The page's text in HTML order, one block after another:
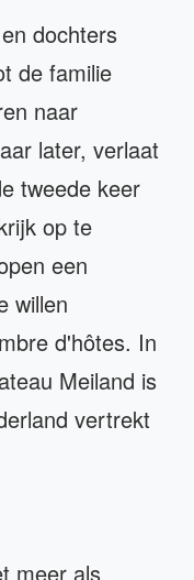
dochters
de familie
naar
later, verlaat
tweede keer
op te
een
willen
d'hôtes. In
Meiland is
vertrekt
meer als